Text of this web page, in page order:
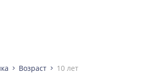
Возраст 10 лет